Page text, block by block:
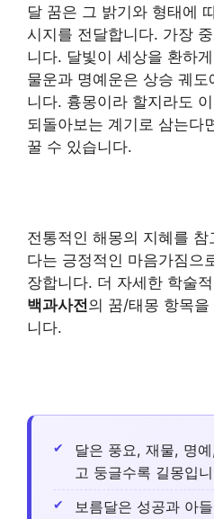
달 꿈은 그 밝기와 형태에
시지를 전달합니다. 가장
니다. 달빛이 세상을 환하
물운과 명예운은 상승 궤
니다. 흉몽이라 할지라도
되돌아보는 계기로 삼는다
꿀 수 있습니다.
전통적인 해몽의 지혜를
다는 긍정적인 마음가짐으
장합니다. 더 자세한 학술
백과사전의 꿈/태몽 항목
니다.
달은 풍요, 재물, 명
고 둥글수록 길몽입
보름달은 성공과 아